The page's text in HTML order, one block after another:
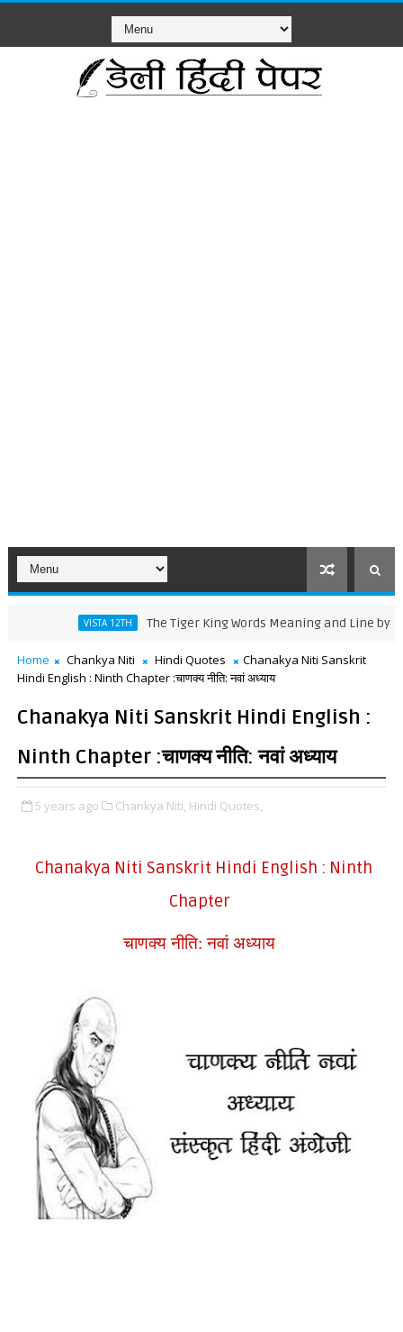
The Tiger King Words Meaning and Line by Line
Home Chankya Niti Hindi Quotes
Chanakya Niti Sanskrit
Hindi English : Ninth Chapter :चाणक्य नीति: नवां अध्याय
Chanakya Niti Sanskrit Hindi English :
Ninth Chapter :चाणक्य नीति: नवां अध्याय
5 years ago Chankya Niti, Hindi Quotes,
Chanakya Niti Sanskrit Hindi English : Ninth
Chapter
चाणक्य नीति: नवां अध्याय